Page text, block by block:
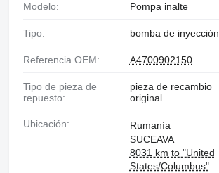
Modelo: Pompa inalte
Tipo: bomba de inyección
Referencia OEM: A4700902150
Tipo de pieza de
repuesto:
pieza de recambio
original
Ubicación:
Rumanía
SUCEAVA
8031 km to "United
States/Columbus"